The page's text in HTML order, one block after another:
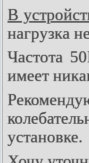
В
нагрузка
Частота
имеет
установке.